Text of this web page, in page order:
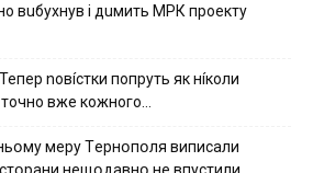
вuбуxнув i дuмить МРК пpoeкту
nовíстки попруть як нíколи
вже кожного…
мepy Тepнօпօля випиcaли